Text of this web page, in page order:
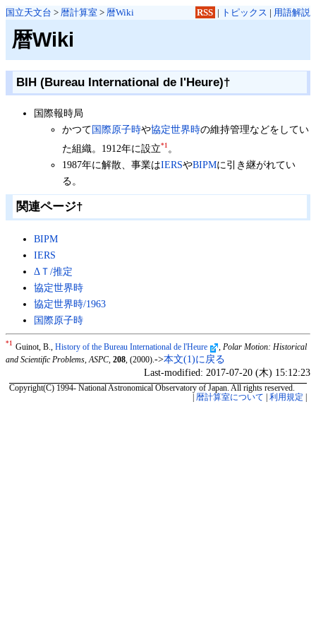
国立天文台 > 暦計算室 > 暦Wiki RSS | トピックス | 用語解説
暦Wiki
BIH (Bureau International de l'Heure)†
国際報時局
かつて国際原子時や協定世界時の維持管理などをしてい
た組織。1912年に設立*1 。
1987年に解散、事業はIERSやBIPMに引き継がれてい
る。
関連ページ†
BIPM
IERS
ΔＴ/推定
協定世界時
協定世界時/1963
国際原子時
*1 Guinot, B., History of the Bureau International de l'Heure
Polar Motion: Historical
and Scientific Problems, ASPC 208 , (2000). ->本文(1)に戻る
Last-modified: 2017-07-20 (木) 15:12:23
Copyright(C) 1994- National Astronomical Observatory of Japan. All rights reserved.
暦計算室について 利用規定